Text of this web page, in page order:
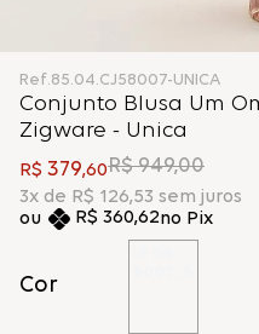
Ref.85.04.CJ58007-UNICA
Conjunto Blusa Um
Zigware - Unica
R$ 379,60R$ 949,00
3x de R$ 126,53 sem juros
R$ 360,62no Pix
Cor